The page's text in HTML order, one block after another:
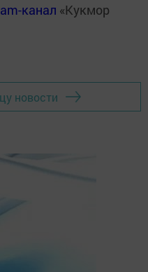
канал «Кукмор
новости